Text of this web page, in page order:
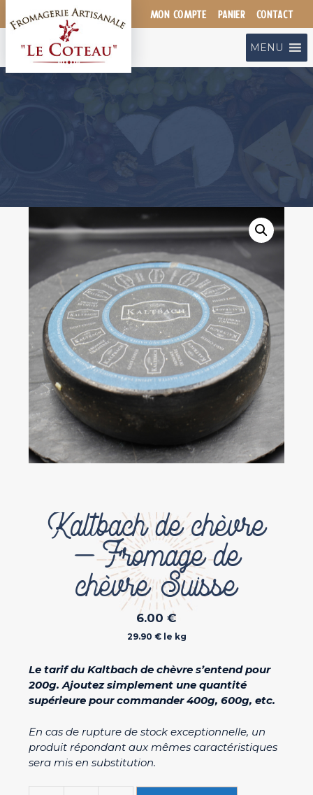
au
MON COMPTE PANIER CONTACT
MENU
Kaltbach de chèvre
– Fromage de
chèvre Suisse
6.00 €
29.90 € le kg
Le tarif du Kaltbach de chèvre s’entend pour
200g. Ajoutez simplement une quantité
supérieure pour commander 400g, 600g, etc.
En cas de rupture de stock exceptionnelle, un
produit répondant aux mêmes caractéristiques
sera mis en substitution.